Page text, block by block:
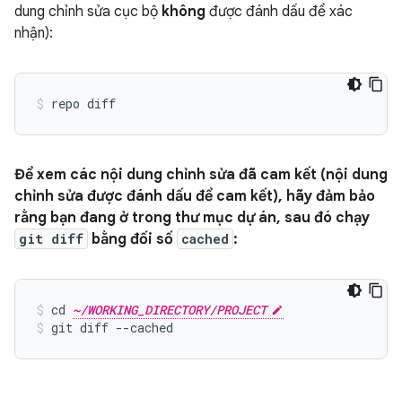
dung chỉnh sửa cục bộ không được đánh dấu để xác
nhận):
Để xem các nội dung chỉnh sửa đã cam kết (nội dung
chỉnh sửa được đánh dấu để cam kết), hãy đảm bảo
rằng bạn đang ở trong thư mục dự án, sau đó chạy
git diff bằng đối số cached :
cd ~/WORKING_DIRECTORY/PROJECT
git diff --cached